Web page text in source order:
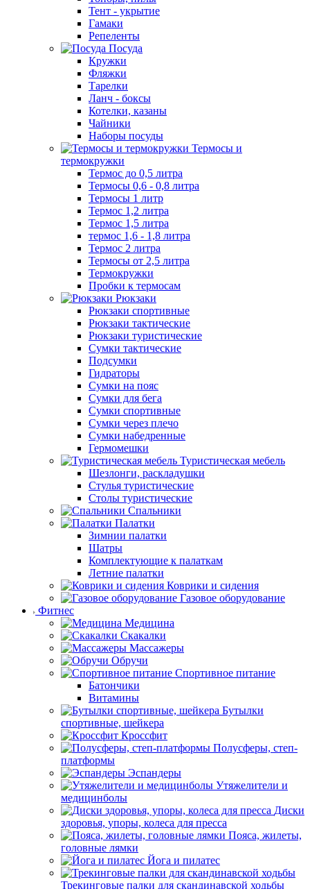
Тент - укрытие
Гамаки
Репеленты
Посуда
Кружки
Фляжки
Тарелки
Ланч - боксы
Котелки, казаны
Чайники
Наборы посуды
Термосы и
термокружки
Термос до 0,5 литра
Термосы 0,6 - 0,8 литра
Термосы 1 литр
Термос 1,2 литра
Термос 1,5 литра
термос 1,6 - 1,8 литра
Термос 2 литра
Термосы от 2,5 литра
Термокружки
Пробки к термосам
Рюкзаки
Рюкзаки спортивные
Рюкзаки тактические
Рюкзаки туристические
Сумки тактические
Подсумки
Гидраторы
Сумки на пояс
Сумки для бега
Сумки спортивные
Сумки через плечо
Сумки набедренные
Гермомешки
Туристическая мебель
Шезлонги, раскладушки
Стулья туристические
Столы туристические
Спальники
Палатки
Зимнии палатки
Шатры
Комплектующие к палаткам
Летние палатки
Коврики и сидения
Газовое оборудование
Фитнес
Медицина
Скакалки
Массажеры
Обручи
Спортивное питание
Батончики
Витамины
Бутылки
спортивные, шейкера
Кроссфит
Полусферы, степ-
платформы
Эспандеры
Утяжелители и
медицинболы
Диски
здоровья, упоры, колеса для пресса
Пояса, жилеты,
головные лямки
Йога и пилатес
Трекинговые палки для скандинавской ходьбы